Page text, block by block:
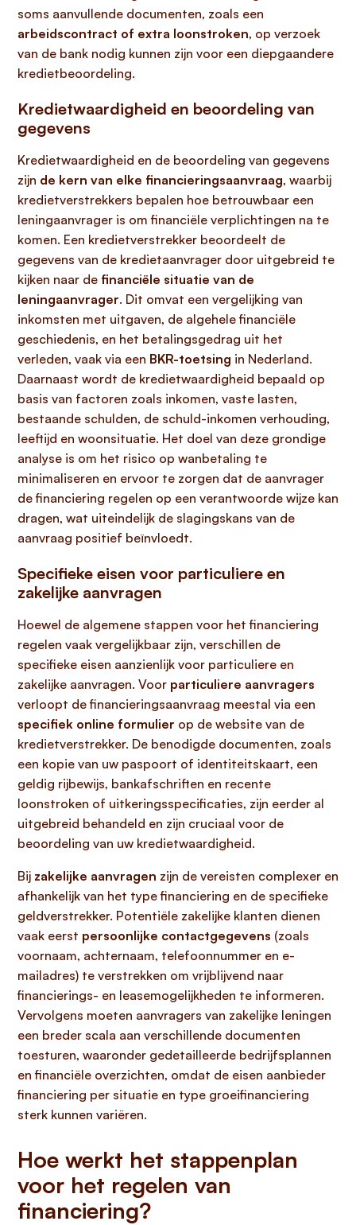
soms aanvullende documenten, zoals een
arbeidscontract of extra loonstroken, op verzoek
van de bank nodig kunnen zijn voor een diepgaandere
kredietbeoordeling.
Kredietwaardigheid en beoordeling van
gegevens
Kredietwaardigheid en de beoordeling van gegevens
zijn de kern van elke financieringsaanvraag, waarbij
kredietverstrekkers bepalen hoe betrouwbaar een
leningaanvrager is om financiële verplichtingen na te
komen. Een kredietverstrekker beoordeelt de
gegevens van de kredietaanvrager door uitgebreid te
kijken naar de financiële situatie van de
leningaanvrager. Dit omvat een vergelijking van
inkomsten met uitgaven, de algehele financiële
geschiedenis, en het betalingsgedrag uit het
verleden, vaak via een BKR-toetsing in Nederland.
Daarnaast wordt de kredietwaardigheid bepaald op
basis van factoren zoals inkomen, vaste lasten,
bestaande schulden, de schuld-inkomen verhouding,
leeftijd en woonsituatie. Het doel van deze grondige
analyse is om het risico op wanbetaling te
minimaliseren en ervoor te zorgen dat de aanvrager
de financiering regelen op een verantwoorde wijze kan
dragen, wat uiteindelijk de slagingskans van de
aanvraag positief beïnvloedt.
Specifieke eisen voor particuliere en
zakelijke aanvragen
Hoewel de algemene stappen voor het financiering
regelen vaak vergelijkbaar zijn, verschillen de
specifieke eisen aanzienlijk voor particuliere en
zakelijke aanvragen. Voor particuliere aanvragers
verloopt de financieringsaanvraag meestal via een
specifiek online formulier op de website van de
kredietverstrekker. De benodigde documenten, zoals
een kopie van uw paspoort of identiteitskaart, een
geldig rijbewijs, bankafschriften en recente
loonstroken of uitkeringsspecificaties, zijn eerder al
uitgebreid behandeld en zijn cruciaal voor de
beoordeling van uw kredietwaardigheid.
Bij zakelijke aanvragen zijn de vereisten complexer en
afhankelijk van het type financiering en de specifieke
geldverstrekker. Potentiële zakelijke klanten dienen
vaak eerst persoonlijke contactgegevens (zoals
voornaam, achternaam, telefoonnummer en e-
mailadres) te verstrekken om vrijblijvend naar
financierings- en leasemogelijkheden te informeren.
Vervolgens moeten aanvragers van zakelijke leningen
een breder scala aan verschillende documenten
toesturen, waaronder gedetailleerde bedrijfsplannen
en financiële overzichten, omdat de eisen aanbieder
financiering per situatie en type groeifinanciering
sterk kunnen variëren.
Hoe werkt het stappenplan
voor het regelen van
financiering?